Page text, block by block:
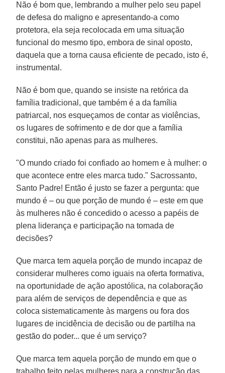
Não é bom que, lembrando a mulher pelo seu papel
de defesa do maligno e apresentando-a como
protetora, ela seja recolocada em uma situação
funcional do mesmo tipo, embora de sinal oposto,
daquela que a torna causa eficiente de pecado, isto é,
instrumental.
Não é bom que, quando se insiste na retórica da
família tradicional, que também é a da família
patriarcal, nos esqueçamos de contar as violências,
os lugares de sofrimento e de dor que a família
constitui, não apenas para as mulheres.
"O mundo criado foi confiado ao homem e à mulher: o
que acontece entre eles marca tudo." Sacrossanto,
Santo Padre! Então é justo se fazer a pergunta: que
mundo é – ou que porção de mundo é – este em que
às mulheres não é concedido o acesso a papéis de
plena liderança e participação na tomada de
decisões?
Que marca tem aquela porção de mundo incapaz de
considerar mulheres como iguais na oferta formativa,
na oportunidade de ação apostólica, na colaboração
para além de serviços de dependência e que as
coloca sistematicamente às margens ou fora dos
lugares de incidência de decisão ou de partilha na
gestão do poder... que é um serviço?
Que marca tem aquela porção de mundo em que o